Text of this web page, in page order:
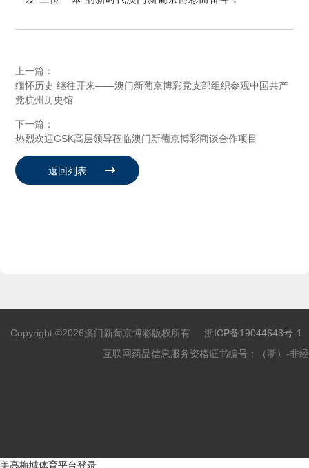
上一篇：
缅怀历史 继往开来——澳门新葡京博彩党支部组织参观中国共产
党杭州历史馆
下一篇：
热烈欢迎GSK高层领导莅临澳门新葡京博彩商谈合作项目
Copyright ©2026澳门新葡京博彩版权所有
浙ICP备19044643号-1
互联网药品信息服务资格证书编号：（浙）-非
美高梅城体育平台登录